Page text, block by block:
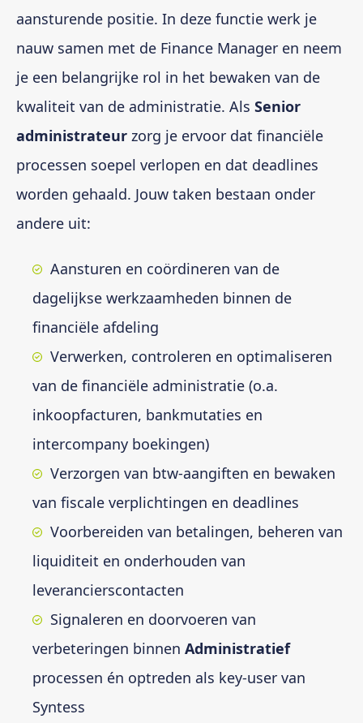
aansturende positie. In deze functie werk je
nauw samen met de Finance Manager en neem
je een belangrijke rol in het bewaken van de
kwaliteit van de administratie. Als Senior
administrateur zorg je ervoor dat financiële
processen soepel verlopen en dat deadlines
worden gehaald. Jouw taken bestaan onder
andere uit:
Aansturen en coördineren van de
dagelijkse werkzaamheden binnen de
financiële afdeling
Verwerken, controleren en optimaliseren
van de financiële administratie (o.a.
inkoopfacturen, bankmutaties en
intercompany boekingen)
Verzorgen van btw-aangiften en bewaken
van fiscale verplichtingen en deadlines
Voorbereiden van betalingen, beheren van
liquiditeit en onderhouden van
leverancierscontacten
Signaleren en doorvoeren van
verbeteringen binnen Administratief
processen én optreden als key-user van
Syntess